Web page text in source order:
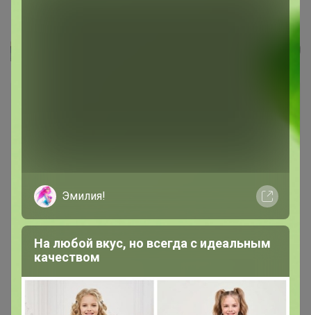
Эмилия!
На любой вкус, но всегда с идеальным
качеством